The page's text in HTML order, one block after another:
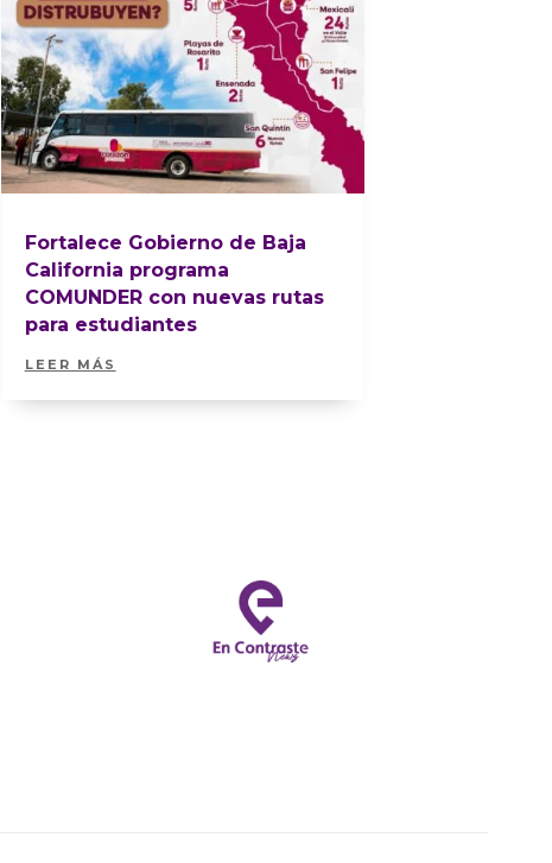
Fortalece Gobierno de Baja
California programa
COMUNDER con nuevas rutas
para estudiantes
LEER MÁS